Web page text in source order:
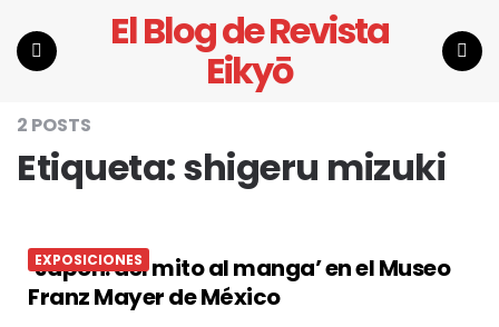
El Blog de Revista
Eikyō
2 POSTS
Etiqueta:shigeru mizuki
EXPOSICIONES
‘Japón: del mito al manga’ en el Museo
Franz Mayer de México